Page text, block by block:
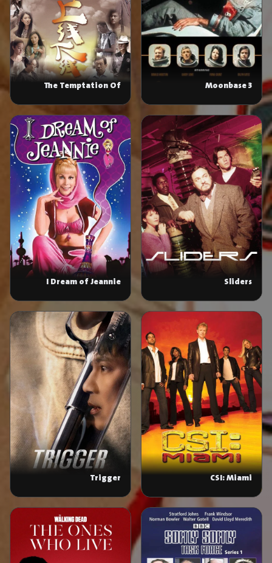
Moonbase 3
The Temptation Of
Sliders
I Dream of Jeannie
CSI: Miami
Trigger